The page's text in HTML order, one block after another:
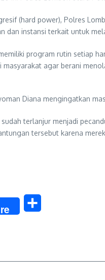
(hard power), Polres
dan instansi terkait untuk
program rutin setiap
agar berani
Diana mengingatkan
terlanjur menjadi
tersebut karena